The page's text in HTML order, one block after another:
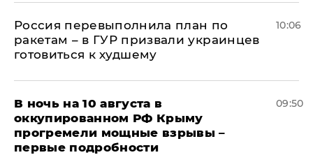
Россия перевыполнила план по
ракетам – в ГУР призвали украинцев
готовиться к худшему
10:06
В ночь на 10 августа в
оккупированном РФ Крыму
прогремели мощные взрывы –
первые подробности
09:50